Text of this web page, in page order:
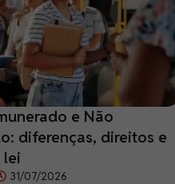
e Não
diferenças, direitos e
lei
31/07/2026